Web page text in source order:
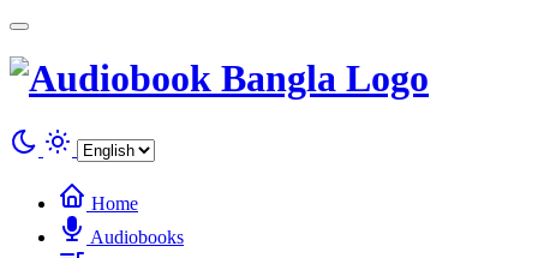
Home
Audiobooks